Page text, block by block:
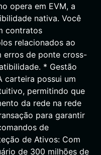
opera em EVM, a
nativa. Você
contratos
relacionados ao
erros de ponte cross-
* Gestão
carteira possui um
permitindo que
da rede na rede
para garantir
de
de Ativos: Com
de 300 milhões de